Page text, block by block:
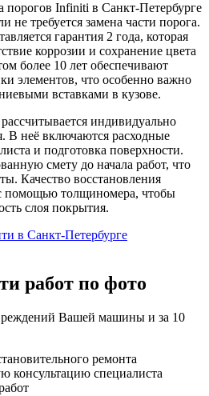
Infiniti в Санкт-Петербурге
не требуется замена части порога.
гарантия 2 года, которая
коррозии и сохранение цвета
более 10 лет обеспечивают
элементов, что особенно важно
вставками в кузове.
индивидуально
В неё включаются расходные
и подготовка поверхности.
смету до начала работ, что
Качество восстановления
помощью толщиномера, чтобы
слоя покрытия.
в Санкт-Петербурге
работ по фото
Вашей машины и за 10
ремонта
консультацию специалиста